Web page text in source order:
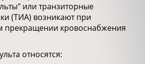
или транзиторные
(ТИА) возникают при
прекращении кровоснабжения
относятся: